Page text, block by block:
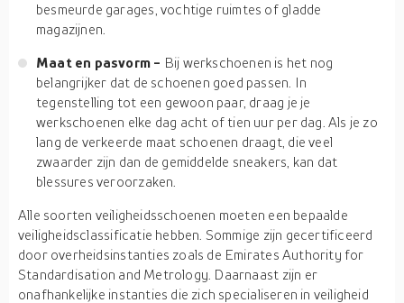
besmeurde garages, vochtige ruimtes of gladde
magazijnen.
Maat en pasvorm - Bij werkschoenen is het nog
belangrijker dat de schoenen goed passen. In
tegenstelling tot een gewoon paar, draag je je
werkschoenen elke dag acht of tien uur per dag. Als je zo
lang de verkeerde maat schoenen draagt, die veel
zwaarder zijn dan de gemiddelde sneakers, kan dat
blessures veroorzaken.
Alle soorten veiligheidsschoenen moeten een bepaalde
veiligheidsclassificatie hebben. Sommige zijn gecertificeerd
door overheidsinstanties zoals de Emirates Authority for
Standardisation and Metrology. Daarnaast zijn er
onafhankelijke instanties die zich specialiseren in veiligheid